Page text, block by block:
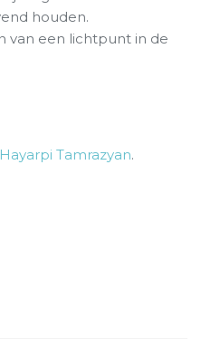
houden.
van een lichtpunt in de
Hayarpi Tamrazyan.